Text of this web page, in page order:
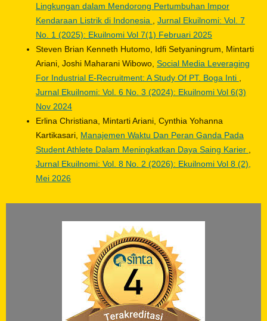
Lingkungan dalam Mendorong Pertumbuhan Impor
Kendaraan Listrik di Indonesia
Jurnal Ekuilnomi: Vol. 7
No. 1 (2025): Ekuilnomi Vol 7(1) Februari 2025
Steven Brian Kenneth Hutomo, Idfi Setyaningrum, Mintarti
Ariani, Joshi Maharani Wibowo, Social Media Leveraging
For Industrial E-Recruitment: A Study Of PT. Boga Inti
Jurnal Ekuilnomi: Vol. 6 No. 3 (2024): Ekuilnomi Vol 6(3)
Nov 2024
Erlina Christiana, Mintarti Ariani, Cynthia Yohanna
Kartikasari, Manajemen Waktu Dan Peran Ganda Pada
Student Athlete Dalam Meningkatkan Daya Saing Karier
Jurnal Ekuilnomi: Vol. 8 No. 2 (2026): Ekuilnomi Vol 8 (2),
Mei 2026